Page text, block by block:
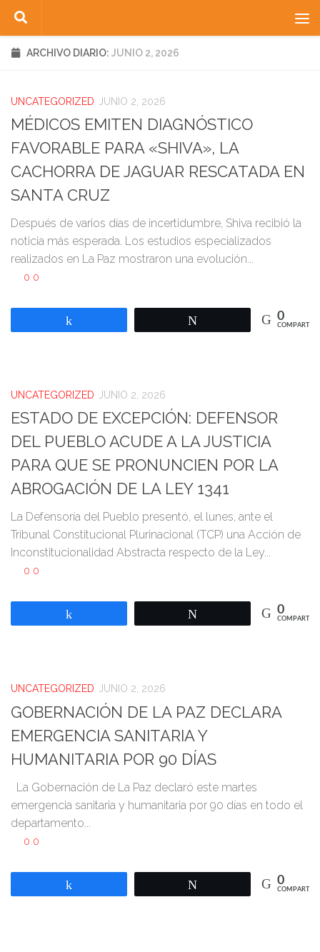
Saltar al contenido
ARCHIVO DIARIO: JUNIO 2, 2026
UNCATEGORIZED JUNIO 2, 2026
MÉDICOS EMITEN DIAGNÓSTICO
FAVORABLE PARA «SHIVA», LA
CACHORRA DE JAGUAR RESCATADA EN
SANTA CRUZ
Después de varios días de incertidumbre, Shiva recibió la
noticia más esperada. Los estudios especializados
realizados en La Paz mostraron una evolución...
0 0
0
COMPARTIR
UNCATEGORIZED JUNIO 2, 2026
ESTADO DE EXCEPCIÓN: DEFENSOR
DEL PUEBLO ACUDE A LA JUSTICIA
PARA QUE SE PRONUNCIEN POR LA
ABROGACIÓN DE LA LEY 1341
La Defensoría del Pueblo presentó, el lunes, ante el
Tribunal Constitucional Plurinacional (TCP) una Acción de
Inconstitucionalidad Abstracta respecto de la Ley...
0 0
0
COMPARTIR
UNCATEGORIZED JUNIO 2, 2026
GOBERNACIÓN DE LA PAZ DECLARA
EMERGENCIA SANITARIA Y
HUMANITARIA POR 90 DÍAS
La Gobernación de La Paz declaró este martes
emergencia sanitaria y humanitaria por 90 días en todo el
departamento...
0 0
0
COMPARTIR